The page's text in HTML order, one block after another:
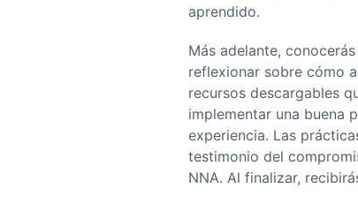
aprendido.
Más adelante,
reflexionar sobre cómo
recursos descargables
implementar una buena
experiencia. Las
testimonio del
NNA. Al finalizar,